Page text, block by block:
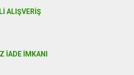
ALIŞVERİŞ
İADE İMKANI